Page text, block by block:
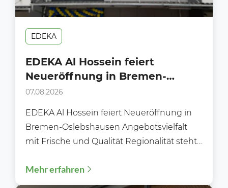
EDEKA
EDEKA Al Hossein feiert
Neueröffnung in Bremen-
Oslebshausen
07.08.2026
EDEKA Al Hossein feiert Neueröffnung in
Bremen-Oslebshausen Angebotsvielfalt
mit Frische und Qualität Regionalität steht
Flexibles und bequemes Einkaufen...
Mehr erfahren